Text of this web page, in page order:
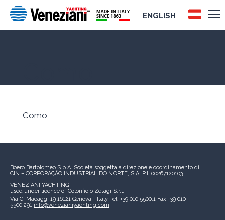
ENGLISH
Como
Boero Bartolomeo S.p.A. Società soggetta a direzione e coordinamento di
CIN – CORPORAÇÃO INDUSTRIAL DO NORTE, S.A. P.I. 00267120103
VENEZIANI YACHTING
used under licence of Colorificio Zetagi S.r.l.
Via G. Macaggi 19 16121 Genova - Italy Tel. +39 010 5500.1 Fax +39 010
5500.291 info@venezianiyachting.com